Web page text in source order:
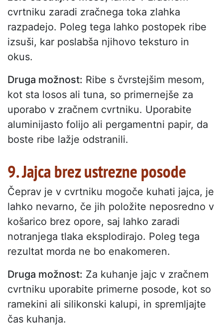
cvrtniku zaradi zračnega toka zlahka
razpadejo. Poleg tega lahko postopek ribe
izsuši, kar poslabša njihovo teksturo in
okus.
Druga možnost: Ribe s čvrstejšim mesom,
kot sta losos ali tuna, so primernejše za
uporabo v zračnem cvrtniku. Uporabite
aluminijasto folijo ali pergamentni papir, da
boste ribe lažje odstranili.
9. Jajca brez ustrezne posode
Čeprav je v cvrtniku mogoče kuhati jajca, je
lahko nevarno, če jih položite neposredno v
košarico brez opore, saj lahko zaradi
notranjega tlaka eksplodirajo. Poleg tega
rezultat morda ne bo enakomeren.
Druga možnost: Za kuhanje jajc v zračnem
cvrtniku uporabite primerne posode, kot so
ramekini ali silikonski kalupi, in spremljajte
čas kuhanja.